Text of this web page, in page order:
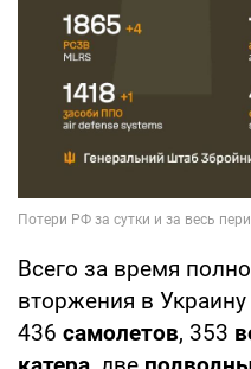
Всего за время
вторжения в
436 самолетов, 353